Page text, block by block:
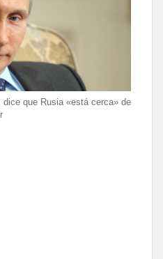
dice que Rusia «está cerca» de